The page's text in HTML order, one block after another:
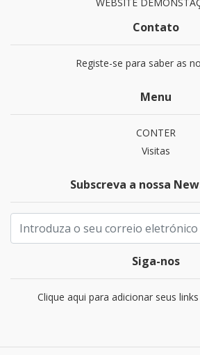
Contato
Registe-se para saber as
Menu
CONTER
Visitas
Subscreva a nossa
Siga-nos
Clique aqui para adicionar seus